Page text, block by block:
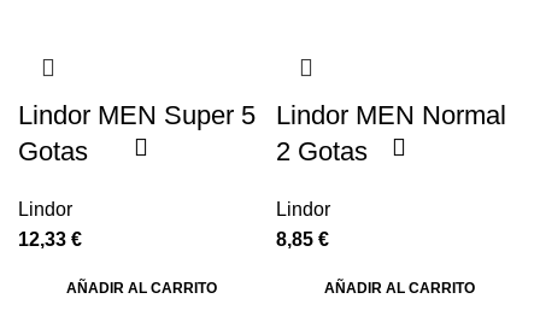
Lindor MEN Super 5
Gotas
Lindor
12,33 €
AÑADIR AL CARRITO
Lindor MEN Normal
2 Gotas
Lindor
8,85 €
AÑADIR AL CARRITO